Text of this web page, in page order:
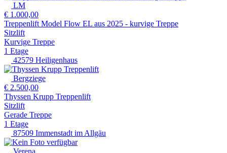
LM
€ 1.000,00
Treppenlift Model Flow EL aus 2025 - kurvige Treppe
Sitzlift
Kurvige Treppe
1 Etage
42579 Heiligenhaus
Bergziege
€ 2.500,00
Thyssen Krupp Treppenlift
Sitzlift
Gerade Treppe
1 Etage
87509 Immenstadt im Allgäu
Verena